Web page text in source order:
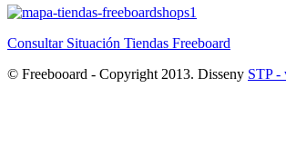
Consultar Situación Tiendas Freeboard
© Freebooard - Copyright 2013. Disseny STP -